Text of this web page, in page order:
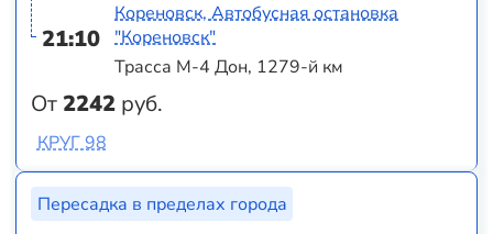
21:10
От2242 руб.
Кореновск, Автобусная остановка
"Кореновск"
Трасса М-4 Дон, 1279-й км
КРУГ 98
Пересадка в пределах города